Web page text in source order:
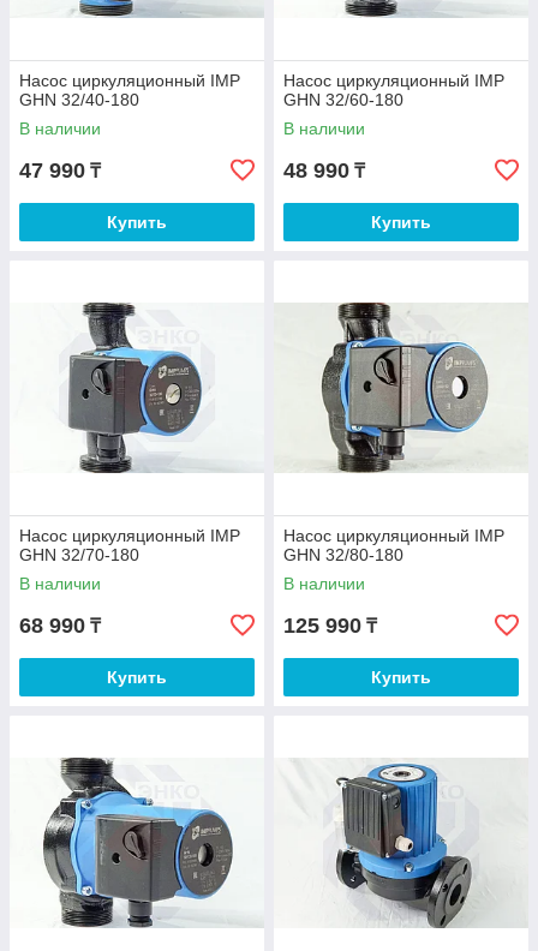
Насос циркуляционный IMP
GHN 32/40-180
В наличии
47 990 ₸
Купить
Насос циркуляционный IMP
GHN 32/60-180
В наличии
48 990 ₸
Купить
Насос циркуляционный IMP
GHN 32/70-180
В наличии
68 990 ₸
Купить
Насос циркуляционный IMP
GHN 32/80-180
В наличии
125 990 ₸
Купить